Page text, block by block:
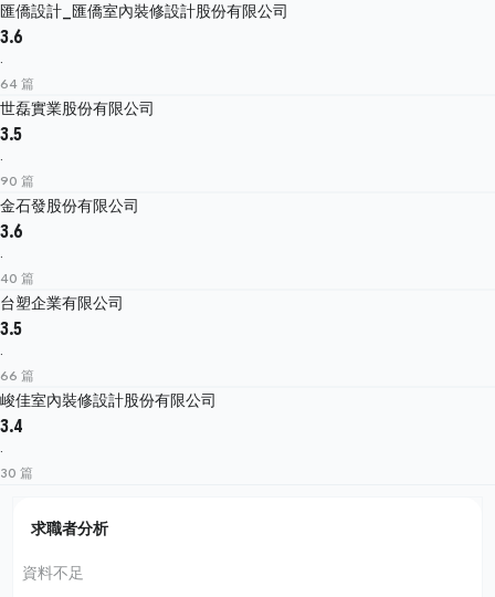
匯僑設計_匯僑室內裝修設計股份有限公司
3.6
·
64 篇
世磊實業股份有限公司
3.5
·
90 篇
金石發股份有限公司
3.6
·
40 篇
台塑企業有限公司
3.5
·
66 篇
峻佳室內裝修設計股份有限公司
3.4
·
30 篇
求職者分析
資料不足